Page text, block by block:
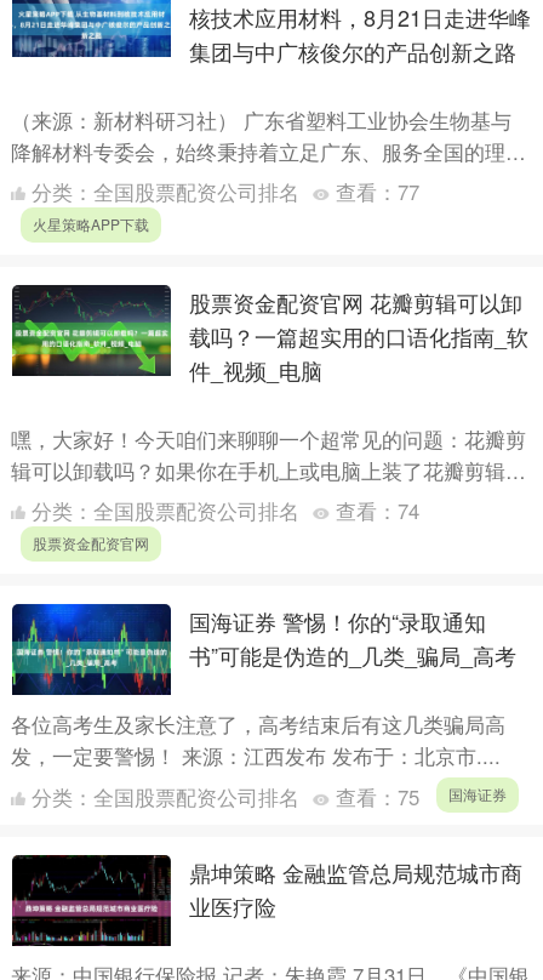
核技术应用材料，8月21日走进华峰
集团与中广核俊尔的产品创新之路
（来源：新材料研习社） 广东省塑料工业协会生物基与
降解材料专委会，始终秉持着立足广东、服务全国的理
念，致力于为行业上下游企业搭建高效交流平台，推动生
物基与降解材....
分类： 全国股票配资公司排名 查看： 77
火星策略APP下载
股票资金配资官网 花瓣剪辑可以卸
载吗？一篇超实用的口语化指南_软
件_视频_电脑
嘿，大家好！今天咱们来聊聊一个超常见的问题：花瓣剪
辑可以卸载吗？如果你在手机上或电脑上装了花瓣剪辑这
个视频编辑软件，突然觉得它占地方、用不上，或者只是
想清理一下....
分类： 全国股票配资公司排名 查看： 74
股票资金配资官网
国海证券 警惕！你的“录取通知
书”可能是伪造的_几类_骗局_高考
各位高考生及家长注意了，高考结束后有这几类骗局高
发，一定要警惕！ 来源：江西发布 发布于：北京市....
分类： 全国股票配资公司排名 查看： 75 国海证券
鼎坤策略 金融监管总局规范城市商
业医疗险